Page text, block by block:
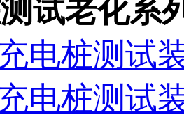
试老化系
电桩测试
电桩测试